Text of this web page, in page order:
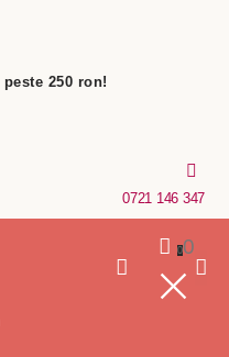
250 ron!
0721 146 347
00